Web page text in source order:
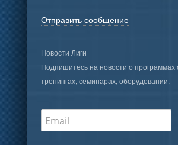
Отправить сообщение
Новости Лиги
Подпишитесь на новости о программах
тренингах, семинарах, оборудовании.